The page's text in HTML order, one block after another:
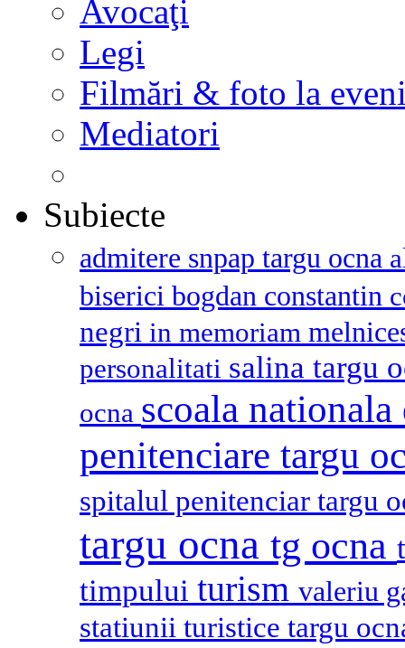
Avocaţi
Legi
Filmări & foto la
Mediatori
Subiecte
admitere snpap targu ocna
biserici bogdan constantin
negri in memoriam
personalitati salina targu
ocna scoala
penitenciare targu
spitalul penitenciar targu
targu ocna tg ocna
timpului turism valeriu
statiunii turistice targu